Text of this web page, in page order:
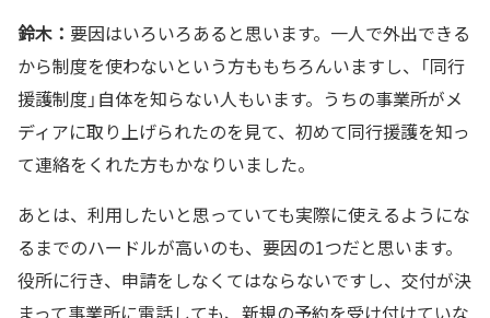
鈴木： 要因はいろいろあると思います。一人で外出できる
から制度を使わないという方ももちろんいますし、「同行
援護制度」自体を知らない人もいます。うちの事業所がメ
ディアに取り上げられたのを見て、初めて同行援護を知っ
て連絡をくれた方もかなりいました。
あとは、利用したいと思っていても実際に使えるようにな
るまでのハードルが高いのも、要因の1つだと思います。
役所に行き、申請をしなくてはならないですし、交付が決
まって事業所に電話しても、新規の予約を受け付けていな